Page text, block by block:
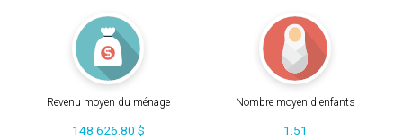
Revenu moyen du ménage
148 626.80 $
Nombre moyen d'enfants
1.51